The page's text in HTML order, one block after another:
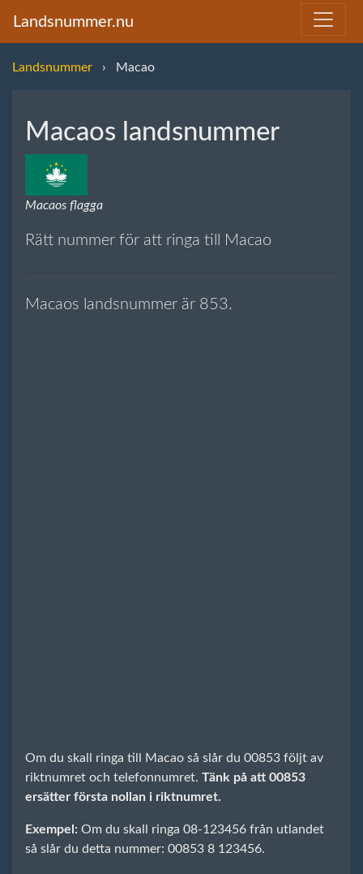
Landsnummer.nu
Landsnummer Macao
Macaos landsnummer
Macaos flagga
Rätt nummer för att ringa till Macao
Macaos landsnummer är 853.
Om du skall ringa till Macao så slår du 00853 följt av
riktnumret och telefonnumret. Tänk på att 00853
ersätter första nollan i riktnumret.
Exempel: Om du skall ringa 08-123456 från utlandet
så slår du detta nummer: 00853 8 123456.